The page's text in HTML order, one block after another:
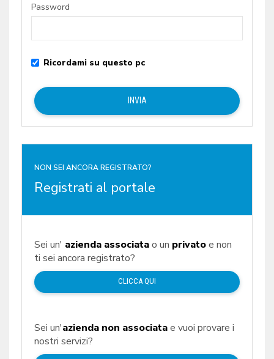
NON SEI ANCORA REGISTRATO?
Registrati al portale
Sei un' azienda associatao un privatoe non
ti sei ancora registrato?
CLICCA QUI
Sei un'azienda non associatae vuoi provare i
nostri servizi?
Password
Ricordami su questo pc